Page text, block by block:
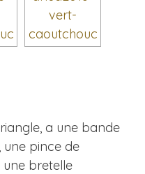
a une bande
une pince de
bretelle